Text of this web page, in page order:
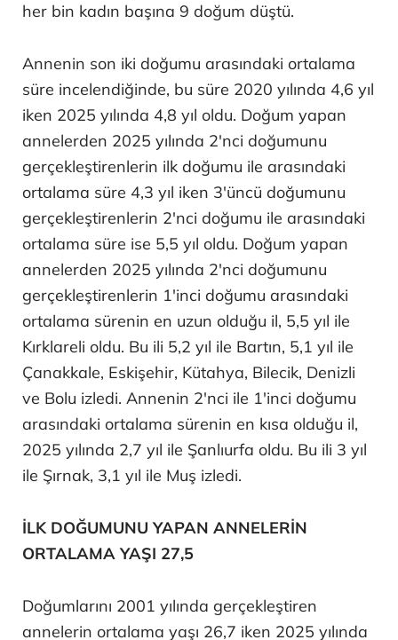
her bin kadın başına 9 doğum düştü.
Annenin son iki doğumu arasındaki ortalama
süre incelendiğinde, bu süre 2020 yılında 4,6 yıl
iken 2025 yılında 4,8 yıl oldu. Doğum yapan
annelerden 2025 yılında 2'nci doğumunu
gerçekleştirenlerin ilk doğumu ile arasındaki
ortalama süre 4,3 yıl iken 3'üncü doğumunu
gerçekleştirenlerin 2'nci doğumu ile arasındaki
ortalama süre ise 5,5 yıl oldu. Doğum yapan
annelerden 2025 yılında 2'nci doğumunu
gerçekleştirenlerin 1'inci doğumu arasındaki
ortalama sürenin en uzun olduğu il, 5,5 yıl ile
Kırklareli oldu. Bu ili 5,2 yıl ile Bartın, 5,1 yıl ile
Çanakkale, Eskişehir, Kütahya, Bilecik, Denizli
ve Bolu izledi. Annenin 2'nci ile 1'inci doğumu
arasındaki ortalama sürenin en kısa olduğu il,
2025 yılında 2,7 yıl ile Şanlıurfa oldu. Bu ili 3 yıl
ile Şırnak, 3,1 yıl ile Muş izledi.
İLK DOĞUMUNU YAPAN ANNELERİN
ORTALAMA YAŞI 27,5
Doğumlarını 2001 yılında gerçekleştiren
annelerin ortalama yaşı 26,7 iken 2025 yılında